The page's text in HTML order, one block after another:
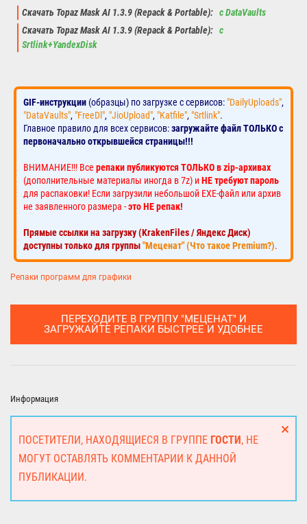
Скачать Topaz Mask AI 1.3.9 (Repack & Portable): с DataVaults
Скачать Topaz Mask AI 1.3.9 (Repack & Portable): с
Srtlink+YandexDisk
GIF-инструкции (образцы) по загрузке с сервисов: "DailyUploads",
"DataVaults", "FreeDl", "JioUpload", "Katfile", "Srtlink".
Главное правило для всех сервисов:загружайте файл ТОЛЬКО с
первоначально открывшейся страницы!!!
ВНИМАНИЕ!!! Все репаки публикуются ТОЛЬКО в zip-архивах
(дополнительные материалы иногда в 7z) иНЕ требуют пароль
для распаковки! Если загрузили небольшой EXE-файл или архив
не заявленного размера -это НЕ репак!
Прямые ссылки на загрузку (KrakenFiles / Яндекс Диск)
доступны только для группы"Меценат" (Что такое Premium?).
Репаки программ для графики
ПЕРЕХОДИТЕ В ГРУППУ "МЕЦЕНАТ" И
ЗАГРУЖАЙТЕ РЕПАКИ БЫСТРЕЕ И УДОБНЕЕ
Информация
ПОСЕТИТЕЛИ, НАХОДЯЩИЕСЯ В ГРУППЕ ГОСТИ, НЕ
МОГУТ ОСТАВЛЯТЬ КОММЕНТАРИИ К ДАННОЙ
ПУБЛИКАЦИИ.